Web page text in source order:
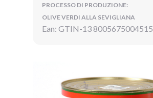
PROCESSO DI PRODUZIONE:
OLIVE VERDI ALLA SEVIGLIANA
Ean: GTIN-13 8005675004515